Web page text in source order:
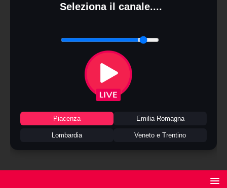
Seleziona il canale....
Piacenza Emilia Romagna
Lombardia Veneto e Trentino